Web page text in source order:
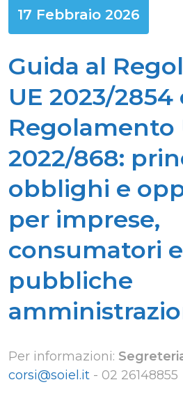
17 Febbraio 2026
Guida al
UE 2023/2854
Regolamento
2022/868:
obblighi e
per imprese,
consumatori e
pubbliche
Per informazioni:
corsi@soiel.it - 02 26148855